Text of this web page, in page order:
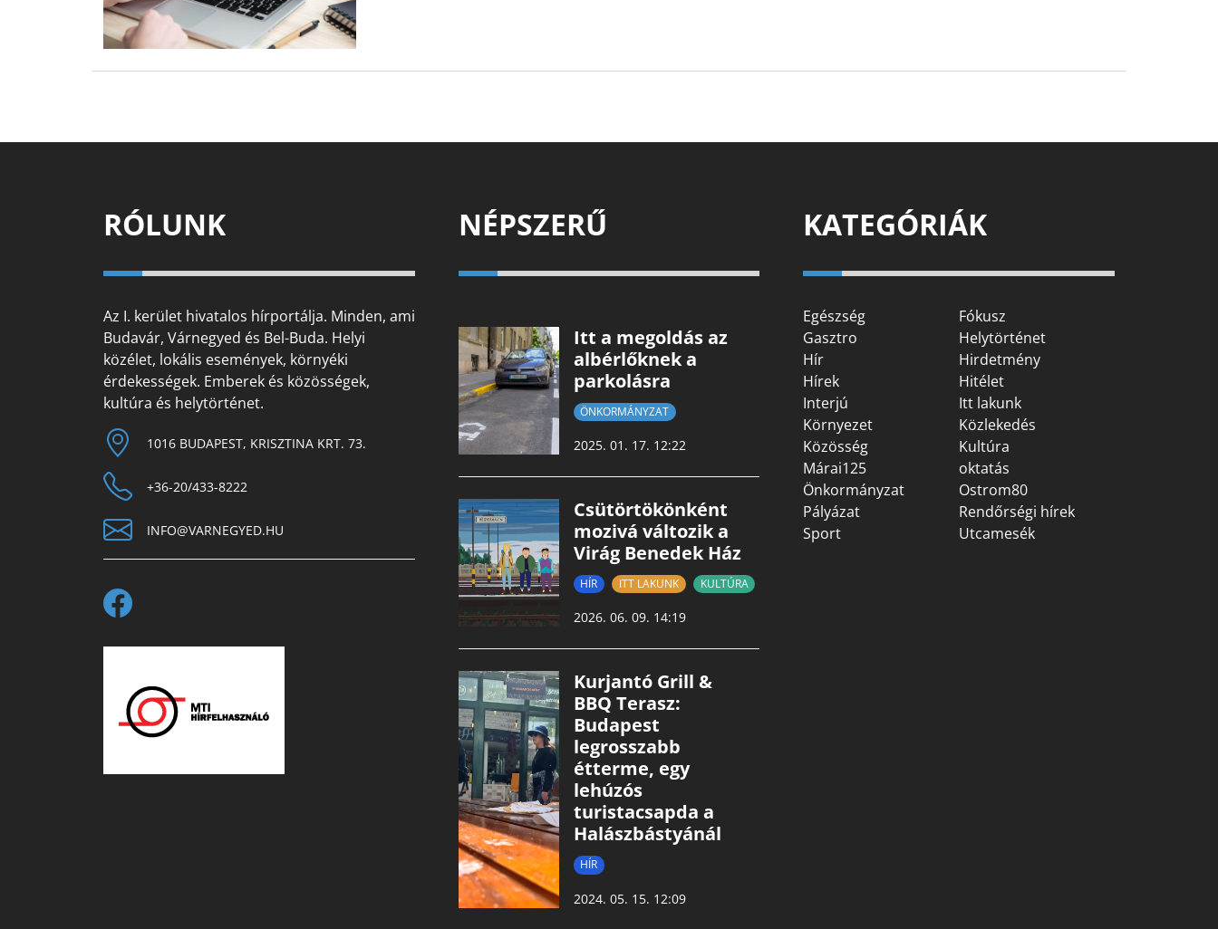
RÓLUNK
Az I. kerület hivatalos hírportálja. Minden, ami
Budavár, Várnegyed és Bel-Buda. Helyi
közélet, lokális események, környéki
érdekességek. Emberek és közösségek,
kultúra és helytörténet.
1016 BUDAPEST, KRISZTINA KRT. 73.
+36-20/433-8222
INFO@VARNEGYED.HU
NÉPSZERŰ
Itt a megoldás az
albérlőknek a
parkolásra
ÖNKORMÁNYZAT
2025. 01. 17. 12:22
Csütörtökönként
mozivá változik a
Virág Benedek Ház
HÍR ITT LAKUNK KULTÚRA
2026. 06. 09. 14:19
Kurjantó Grill &
BBQ Terasz:
Budapest
legrosszabb
étterme, egy
lehúzós
turistacsapda a
Halászbástyánál
HÍR
2024. 05. 15. 12:09
KATEGÓRIÁK
Egészség
Fókusz
Gasztro
Helytörténet
Hír
Hirdetmény
Hírek
Hitélet
Interjú
Itt lakunk
Környezet
Közlekedés
Közösség
Kultúra
Márai125
oktatás
Önkormányzat
Ostrom80
Pályázat
Rendőrségi hírek
Sport
Utcamesék